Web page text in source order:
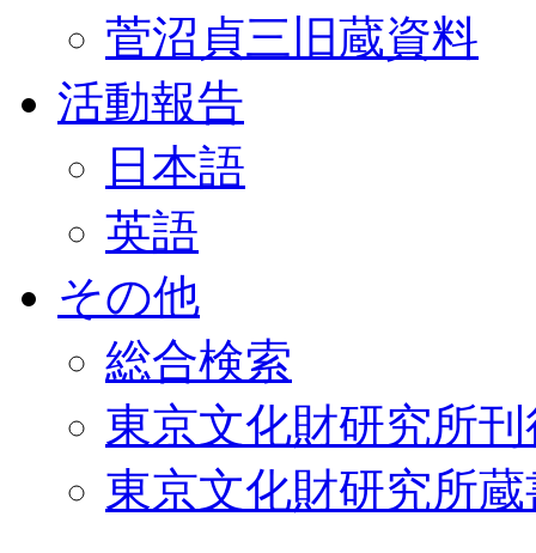
菅沼貞三旧蔵資料
活動報告
日本語
英語
その他
総合検索
東京文化財研究所
東京文化財研究所